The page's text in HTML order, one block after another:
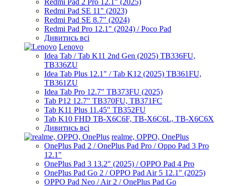
Redmi Pad 2 Pro 12.1" (2025)
Redmi Pad SE 11" (2023)
Redmi Pad SE 8.7" (2024)
Redmi Pad Pro 12.1" (2024) / Poco Pad
Дивитись всі
Lenovo
Idea Tab / Tab K11 2nd Gen (2025) TB336FU,
TB336ZU
Idea Tab Plus 12.1" / Tab K12 (2025) TB361FU,
TB361ZU
Idea Tab Pro 12.7" TB373FU (2025)
Tab P12 12.7" TB370FU, TB371FC
Tab K11 Plus 11.45" TB352FU
Tab K10 FHD TB-X6C6F, TB-X6C6L, TB-X6C6X
Дивитись всі
realme, OPPO, OnePlus
OnePlus Pad 2 / OnePlus Pad Pro / Oppo Pad 3 Pro
12.1"
OnePlus Pad 3 13.2" (2025) / OPPO Pad 4 Pro
OnePlus Pad Go 2 / OPPO Pad Air 5 12.1" (2025)
OPPO Pad Neo / Air 2 / OnePlus Pad Go